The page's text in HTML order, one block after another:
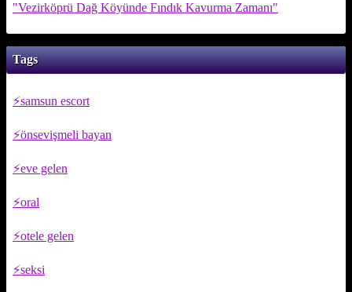
"Vezirköprü Dağ Köyünde Fındık Kavurma Zamanı"
Tags
samsun escort
önsevişmeli bayan
eve gelen
oral
otele gelen
seksi